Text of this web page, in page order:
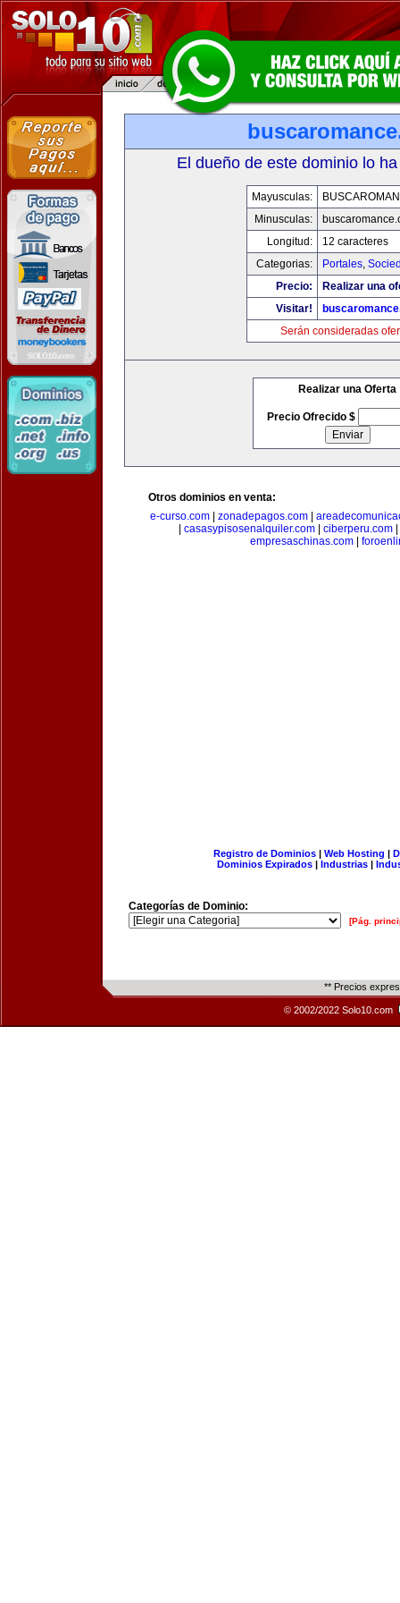
El dueño de este dominio lo
Mayusculas:
Minusculas:
Longitud:
12 caracteres
Categorias:
Portales,
Precio:
Realizar una
Visitar!
Serán consideradas
Realizar una Oferta
Precio Ofrecido $
Otros dominios en venta:
e-curso.com| zonadepagos.com|
casasypisosenalquiler.com ciberperu.com
empresaschinas.com|
Registro de Dominios| Web Hosting |
Dominios Expirados | Industrias |
Categorías de Dominio:
[Pág.
** Precios
© 2002/2022 Solo10.com